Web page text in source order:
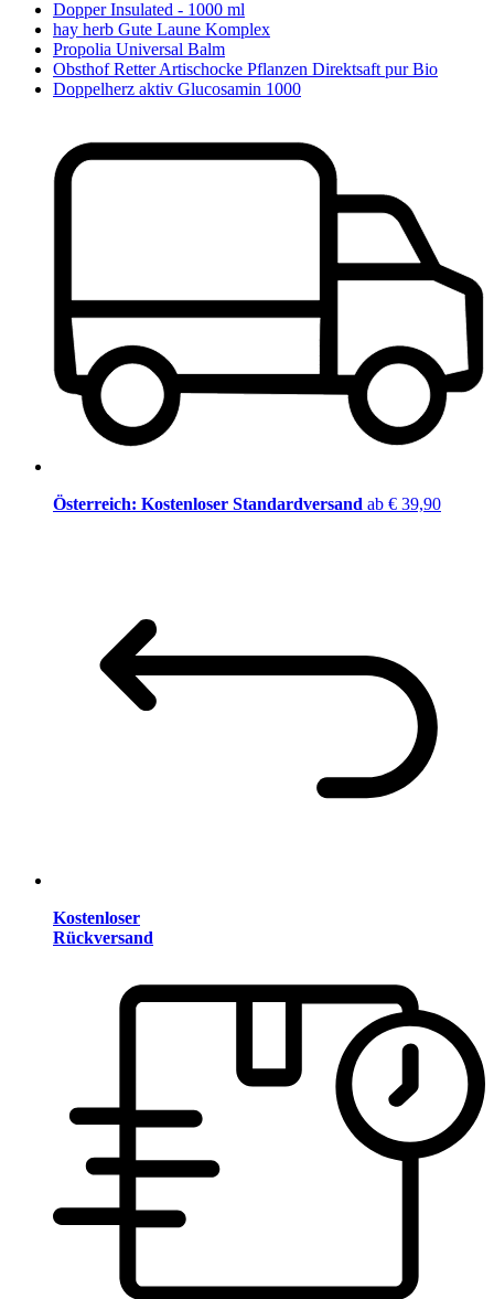
Dopper Insulated - 1000 ml
hay herb Gute Laune Komplex
Propolia Universal Balm
Obsthof Retter Artischocke Pflanzen Direktsaft pur Bio
Doppelherz aktiv Glucosamin 1000
Österreich: Kostenloser Standardversand ab € 39,90
Kostenloser
Rückversand